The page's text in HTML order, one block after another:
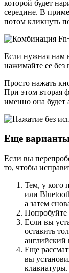
которой будет
середине. В
потом кликнуть
Если нужная нам
нажимайте ее без
Просто нажать
При этом вторая
именно она будет
Еще
Если вы
то, чтобы
Тем, у кого
или
а затем
Попробуйте
Если вы
оставить
английский
Еще
вы